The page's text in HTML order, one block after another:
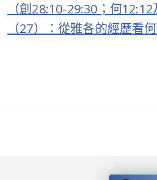
（創28:10-29:30；何
（27）：從雅各的經歷看